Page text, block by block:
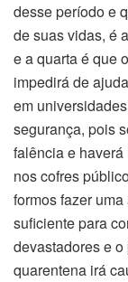
desse período e
de suas vidas, é
e a quarta é que
impedirá de
em
segurança, pois
falência e
nos cofres
formos fazer
suficiente para
devastadores e
quarentena irá